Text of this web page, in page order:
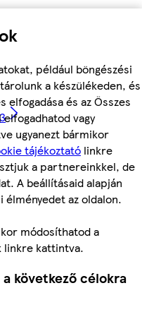
például böngészési
a készülékeden, és
elfogadása és az Összes
vagy
ugyanezt bármikor
tájékoztató linkre
a partnereinkkel, de
A beállításaid alapján
élményedet az oldalon.
módosíthatod a
linkre kattintva.
következő célokra